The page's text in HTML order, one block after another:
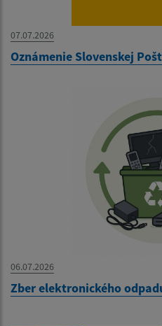
07.07.2026
Oznámenie Slovenskej
06.07.2026
Zber elektronického